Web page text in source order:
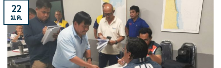
22
ม.ค.